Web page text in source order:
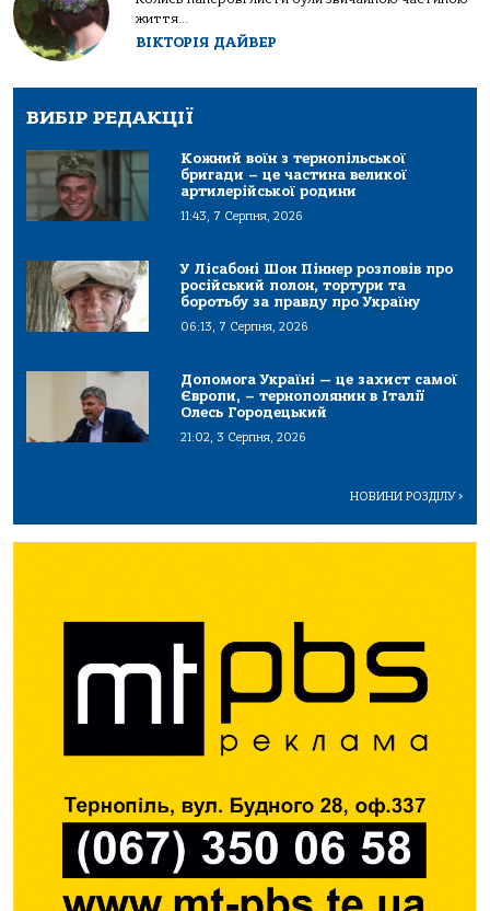
життя...
ВІКТОРІЯ ДАЙВЕР
ВИБІР РЕДАКЦІЇ
Кожний воїн з тернопільської
бригади – це частина великої
артилерійської родини
11:43, 7 Серпня, 2026
У Лісабоні Шон Піннер розповів про
російський полон, тортури та
боротьбу за правду про Україну
06:13, 7 Серпня, 2026
Допомога Україні — це захист самої
Європи, – тернополянин в Італії
Олесь Городецький
21:02, 3 Серпня, 2026
НОВИНИ РОЗДІЛУ>